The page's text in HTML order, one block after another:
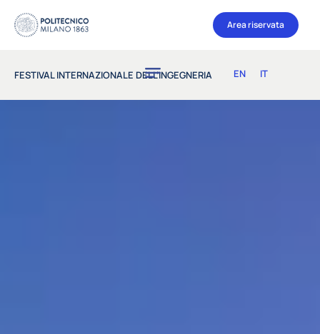
Area riservata
FESTIVAL INTERNAZIONALE DELL’INGEGNERIA EN IT